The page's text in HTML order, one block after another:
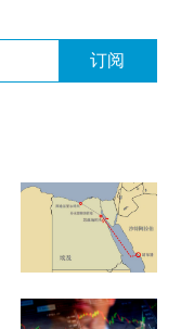
订阅